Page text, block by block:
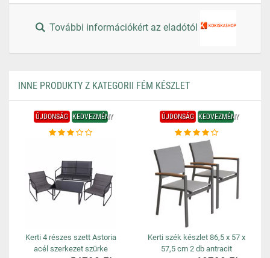
További információkért az eladótól
INNE PRODUKTY Z KATEGORII FÉM KÉSZLET
ÚJDONSÁG KEDVEZMÉNY
Kerti 4 részes szett Astoria
acél szerkezet szürke
ÚJDONSÁG KEDVEZMÉNY
Kerti szék készlet 86,5 x 57 x
57,5 ​​cm 2 db antracit